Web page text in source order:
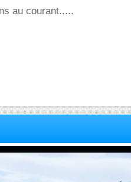
au courant.....